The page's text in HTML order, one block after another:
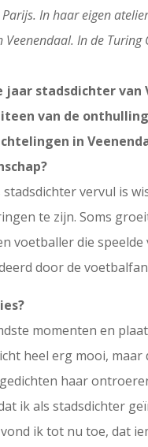
In haar eigen
Veenendaal. In de
jaar stadsdichter van
van de
in
vervul is
te zijn. Soms
voetballer die
door de
momenten en
heel erg mooi,
haar
ik als stadsdichter
ik tot nu toe, dat